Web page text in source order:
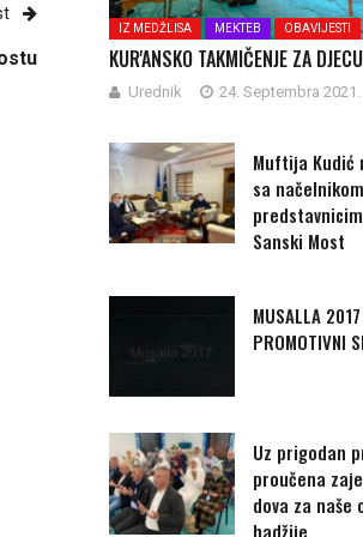
IZ MEDŽLISA MEKTEB OBAVIJESTI
KUR'ANSKO TAKMIČENJE ZA
Urednik 24. Septembra 2021.
Muftija Kudić
sa
Sanski Most
MUSALLA
PROMOTIVNI
Uz prigodan
proučena
dova za naše
hadžije